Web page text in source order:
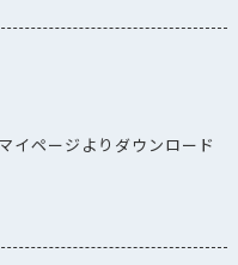
イページよりダウンロード